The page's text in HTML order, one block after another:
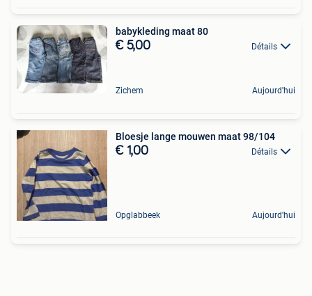
babykleding maat 80
€ 5,00 Détails
Zichem Aujourd'hui
Bloesje lange mouwen maat 98/104
€ 1,00 Détails
Opglabbeek Aujourd'hui